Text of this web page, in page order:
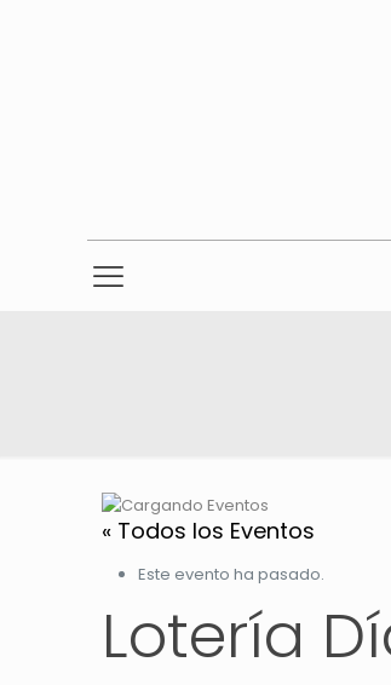
« Todos los Eventos
Este evento ha pasado.
Lotería